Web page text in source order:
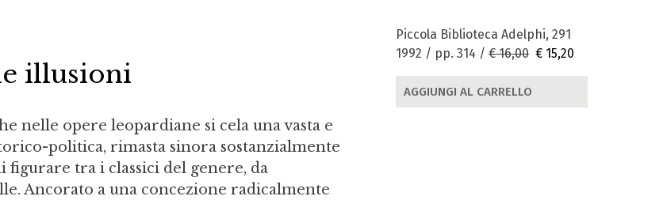
illusioni
nelle opere leopardiane si cela una vasta e
politica, rimasta sinora sostanzialmente
figurare tra i classici del genere, da
Ancorato a una concezione radicalmente
Piccola Biblioteca Adelphi, 291
1992 / pp. 314 / € 16,00 € 15,20
AGGIUNGI AL CARRELLO